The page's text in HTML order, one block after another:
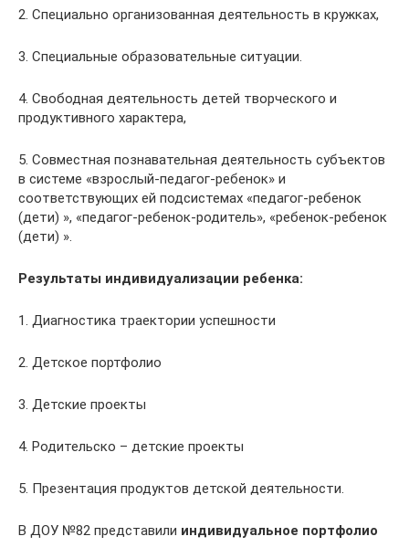
2. Специально организованная деятельность в кружках,
3. Специальные образовательные ситуации.
4. Свободная деятельность детей творческого и
продуктивного характера,
5. Совместная познавательная деятельность субъектов
в системе «взрослый-педагог-ребенок» и
соответствующих ей подсистемах «педагог-ребенок
(дети) », «педагог-ребенок-родитель», «ребенок-ребенок
(дети) ».
Результаты индивидуализации ребенка:
1. Диагностика траектории успешности
2. Детское портфолио
3. Детские проекты
4. Родительско – детские проекты
5. Презентация продуктов детской деятельности.
В ДОУ №82 представили индивидуальное портфолио